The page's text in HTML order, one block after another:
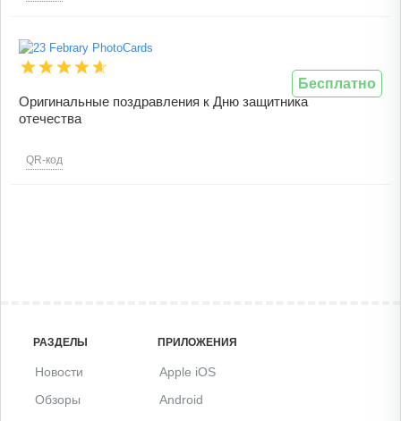
Оригинальные поздравления к Дню защитника
отечества
QR-код
Бесплатно
РАЗДЕЛЫ
Новости
Обзоры
ПРИЛОЖЕНИЯ
Apple iOS
Android